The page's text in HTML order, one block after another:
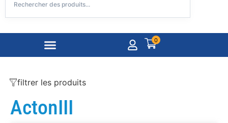
0
filtrer les produits
ActonIII